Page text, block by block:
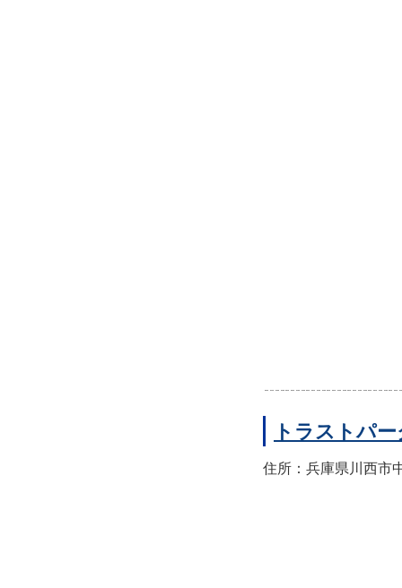
トラストパ
住所：兵庫県川西市